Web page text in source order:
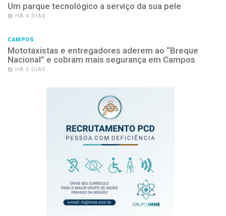
Um parque tecnológico a serviço da sua pele
HÁ 4 DIAS
CAMPOS
Mototaxistas e entregadores aderem ao “Breque
Nacional” e cobram mais segurança em Campos
HÁ 6 DIAS